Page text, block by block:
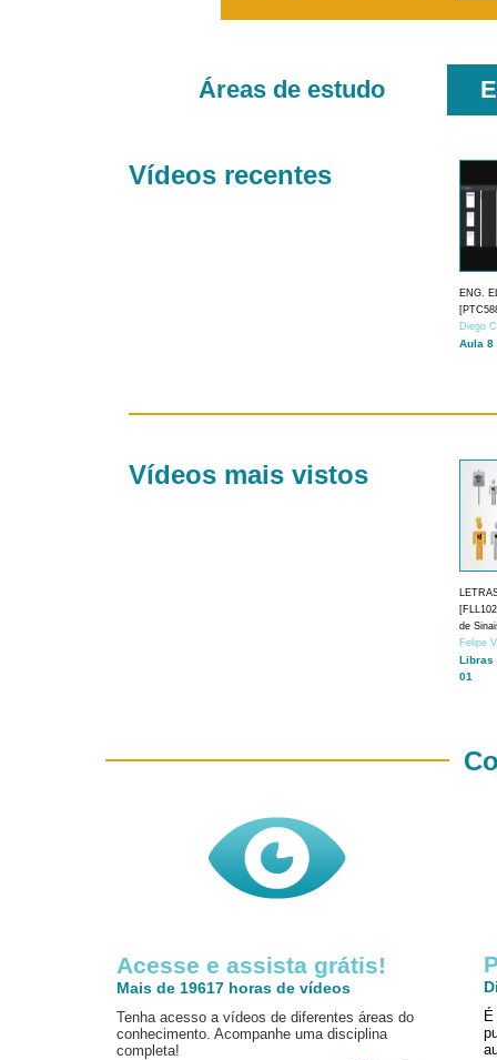
Áreas de estudo
Vídeos recentes
ENG.
Diego
Aula 8
Vídeos mais vistos
de
Felipe
Libras
01
Acesse e assista grátis!
Mais de 19617 horas de vídeos
Tenha acesso a vídeos de diferentes áreas do
conhecimento. Acompanhe uma disciplina
completa!